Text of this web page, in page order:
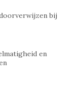
bij
en